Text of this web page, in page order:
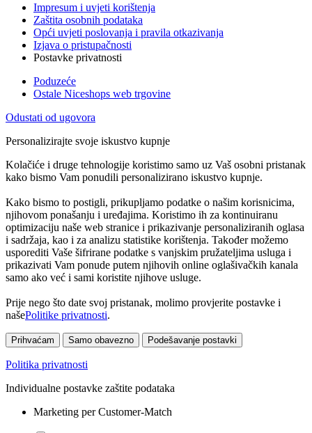
Impresum i uvjeti korištenja
Zaštita osobnih podataka
Opći uvjeti poslovanja i pravila otkazivanja
Izjava o pristupačnosti
Postavke privatnosti
Poduzeće
Ostale Niceshops web trgovine
Odustati od ugovora
Personalizirajte svoje iskustvo kupnje
Kolačiće i druge tehnologije koristimo samo uz Vaš osobni pristanak
kako bismo Vam ponudili personalizirano iskustvo kupnje.
Kako bismo to postigli, prikupljamo podatke o našim korisnicima,
njihovom ponašanju i uređajima. Koristimo ih za kontinuiranu
optimizaciju naše web stranice i prikazivanje personaliziranih oglasa
i sadržaja, kao i za analizu statistike korištenja. Također možemo
usporediti Vaše šifrirane podatke s vanjskim pružateljima usluga i
prikazivati Vam ponude putem njihovih online oglašivačkih kanala
samo ako već i sami koristite njihove usluge.
Prije nego što date svoj pristanak, molimo provjerite postavke i
našePolitike privatnosti.
Prihvaćam Samo obavezno Podešavanje postavki
Politika privatnosti
Individualne postavke zaštite podataka
Marketing per Customer-Match